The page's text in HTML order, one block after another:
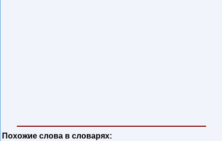
Похожие слова в словарях: